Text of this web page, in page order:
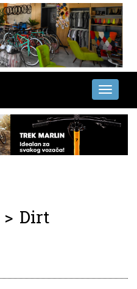
Toggle
> Dirt